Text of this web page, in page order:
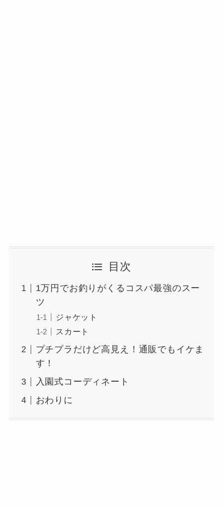
目次
1万円でお釣りがくるコスパ最強のスー
ツ
ジャケット
スカート
プチプラだけど高見え！通販でもイケま
す！
入園式コーディネート
おわりに